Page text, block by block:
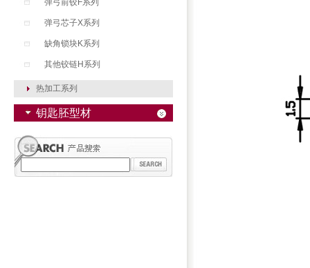
弹弓前铰F系列
弹弓芯子X系列
缺角锁块K系列
其他铰链H系列
热加工系列
钥匙胚型材